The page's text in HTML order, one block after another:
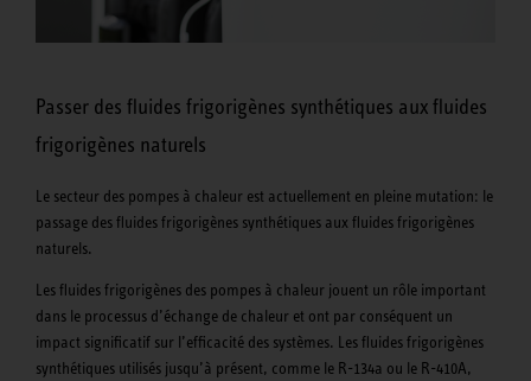
Passer des fluides frigorigènes synthétiques aux fluides
frigorigènes naturels
Le secteur des pompes à chaleur est actuellement en pleine mutation: le
passage des fluides frigorigènes synthétiques aux fluides frigorigènes
naturels.
Les fluides frigorigènes des pompes à chaleur jouent un rôle important
dans le processus d’échange de chaleur et ont par conséquent un
impact significatif sur l’efficacité des systèmes. Les fluides frigorigènes
synthétiques utilisés jusqu’à présent, comme le R-134a ou le R-410A,